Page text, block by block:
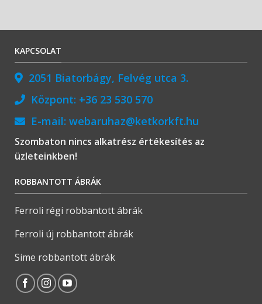
KAPCSOLAT
2051 Biatorbágy, Felvég utca 3.
Központ: +36 23 530 570
E-mail: webaruhaz@ketkorkft.hu
Szombaton nincs alkatrész értékesítés az
üzleteinkben!
ROBBANTOTT ÁBRÁK
Ferroli régi robbantott ábrák
Ferroli új robbantott ábrák
Sime robbantott ábrák